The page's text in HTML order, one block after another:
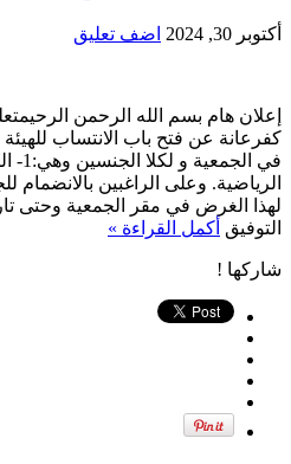
أكتوبر 30, 2024 اضف تعليق
إعلان هام بسم الله الرحمن
كفرعانة عن فتح باب الانتساب للهيئة
الرياضية. وعلى الراغبين بالانضمام
التوفيق أكمل القراءة »
شاركها !